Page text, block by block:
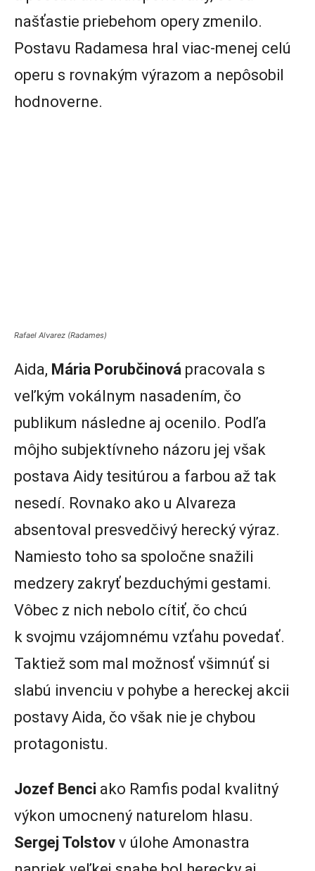
našťastie priebehom opery zmenilo.
Postavu Radamesa hral viac-menej celú
operu s rovnakým výrazom a nepôsobil
hodnoverne.
Rafael Alvarez (Radames)
Aida, Mária Porubčinová pracovala s
veľkým vokálnym nasadením, čo
publikum následne aj ocenilo. Podľa
môjho subjektívneho názoru jej však
postava Aidy tesitúrou a farbou až tak
nesedí. Rovnako ako u Alvareza
absentoval presvedčivý herecký výraz.
Namiesto toho sa spoločne snažili
medzery zakryť bezduchými gestami.
Vôbec z nich nebolo cítiť, čo chcú
k svojmu vzájomnému vzťahu povedať.
Taktiež som mal možnosť všimnúť si
slabú invenciu v pohybe a hereckej akcii
postavy Aida, čo však nie je chybou
protagonistu.
Jozef Benci ako Ramfis podal kvalitný
výkon umocnený naturelom hlasu.
Sergej Tolstov v úlohe Amonastra